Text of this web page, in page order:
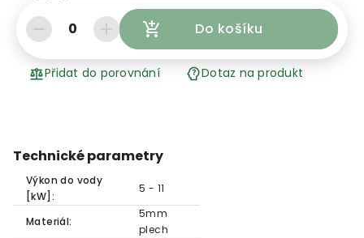
0 Do košíku
Přidat do porovnání Dotaz na produkt
Technické parametry
Výkon do vody
[kW]:
5 - 11
Materiál:
5mm
plech